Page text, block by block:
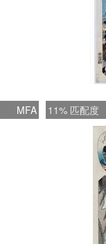
MFA 11% 匹配度